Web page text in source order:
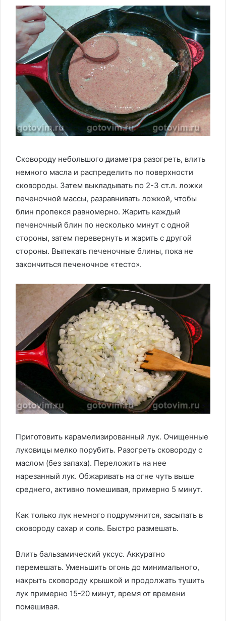
Сковороду небольшого диаметра разогреть, влить
немного масла и распределить по поверхности
сковороды. Затем выкладывать по 2-3 ст.л. ложки
печеночной массы, разравнивать ложкой, чтобы
блин пропекся равномерно. Жарить каждый
печеночный блин по несколько минут с одной
стороны, затем перевернуть и жарить с другой
стороны. Выпекать печеночные блины, пока не
закончиться печеночное «тесто».
Приготовить карамелизированный лук. Очищенные
луковицы мелко порубить. Разогреть сковороду с
маслом (без запаха). Переложить на нее
нарезанный лук. Обжаривать на огне чуть выше
среднего, активно помешивая, примерно 5 минут.
Как только лук немного подрумянится, засыпать в
сковороду сахар и соль. Быстро размешать.
Влить бальзамический уксус. Аккуратно
перемешать. Уменьшить огонь до минимального,
накрыть сковороду крышкой и продолжать тушить
лук примерно 15-20 минут, время от времени
помешивая.